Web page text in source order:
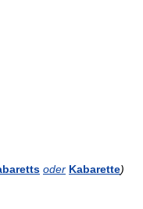
oder Kabarette)